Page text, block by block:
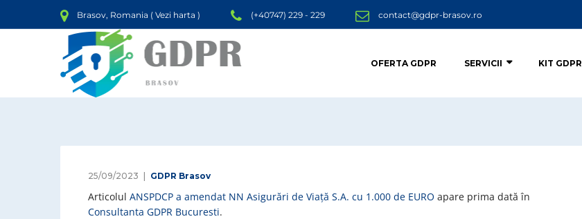
Brasov, Romania ( Vezi harta ) (+40747) 229 - 229 contact@gdpr-brasov.ro
OFERTA GDPR SERVICII KIT GDPR
25/09/2023 GDPR Brasov
Articolul ANSPDCP a amendat NN Asigurări de Viață S.A. cu 1.000 de EURO apare prima dată în
Consultanta GDPR Bucuresti.